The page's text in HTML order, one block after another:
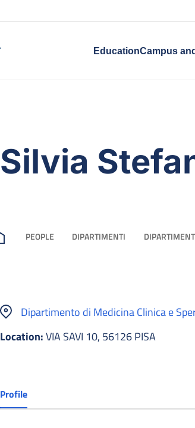
EducationCampus
Silvia
PEOPLE DIPARTIMENTI
Dipartimento di Medicina Clinica e
Location:VIA SAVI 10, 56126 PISA
Profile